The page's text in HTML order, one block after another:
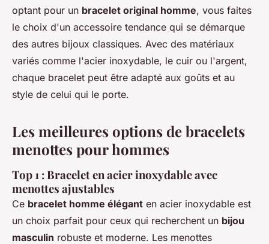
optant pour un bracelet original homme, vous faites
le choix d'un accessoire tendance qui se démarque
des autres bijoux classiques. Avec des matériaux
variés comme l'acier inoxydable, le cuir ou l'argent,
chaque bracelet peut être adapté aux goûts et au
style de celui qui le porte.
Les meilleures options de bracelets
menottes pour hommes
Top 1 : Bracelet en acier inoxydable avec
menottes ajustables
Ce bracelet homme élégant en acier inoxydable est
un choix parfait pour ceux qui recherchent un bijou
masculin robuste et moderne. Les menottes